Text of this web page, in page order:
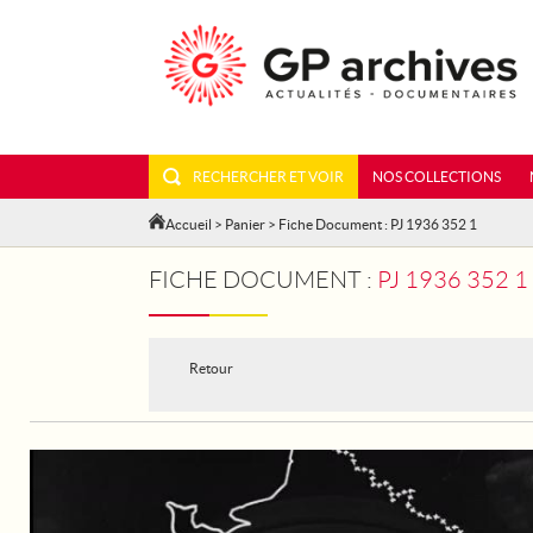
RECHERCHER ET VOIR NOS COLLECTIONS
Accueil > Panier > Fiche Document : PJ 1936 352 1
FICHE DOCUMENT : PJ 1936 352 1
Retour